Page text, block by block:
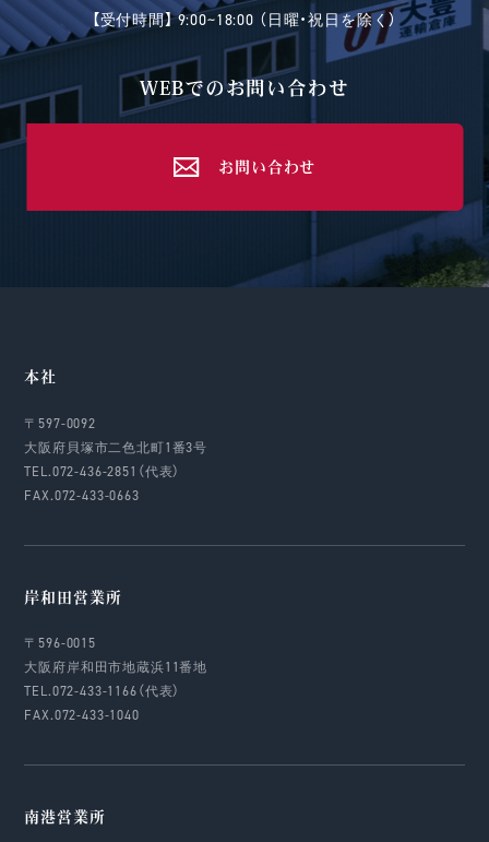
【受付時間】 9:00~18:00 （日曜・祝日を除く）
WEBでのお問い合わせ
お問い合わせ
本社
〒597-0092
大阪府貝塚市二色北町1番3号
TEL.072-436-2851（代表）
FAX.072-433-0663
岸和田営業所
〒596-0015
大阪府岸和田市地蔵浜11番地
TEL.072-433-1166（代表）
FAX.072-433-1040
南港営業所